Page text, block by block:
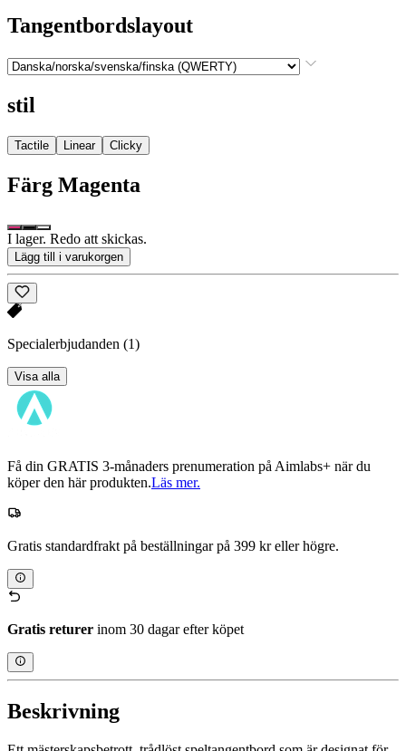
Tangentbordslayout
stil
Tactile Linear Clicky
Färg Magenta
I lager. Redo att skickas.
Lägg till i varukorgen
Specialerbjudanden (1)
Visa alla
Få din GRATIS 3-månaders prenumeration på Aimlabs+ när du
köper den här produkten.Läs mer.
Gratis standardfrakt på beställningar på 399 kr eller högre.
Gratis returer inom 30 dagar efter köpet
Beskrivning